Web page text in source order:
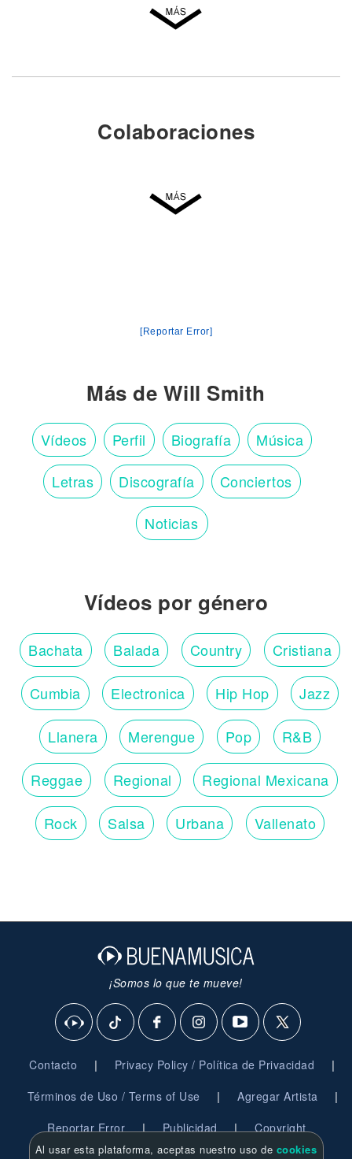
Colaboraciones
[Reportar Error]
Más de Will Smith
Vídeos Perfil Biografía Música
Letras Discografía Conciertos
Noticias
Vídeos por género
Bachata Balada Country Cristiana
Cumbia Electronica Hip Hop Jazz
Llanera Merengue Pop R&B
Reggae Regional Regional Mexicana
Rock Salsa Urbana Vallenato
¡Somos lo que te mueve!
Contacto | Privacy Policy / Política de Privacidad |
Términos de Uso / Terms of Use | Agregar Artista |
Reportar Error | Publicidad | Copyright
Al usar esta plataforma, aceptas nuestro uso de cookies